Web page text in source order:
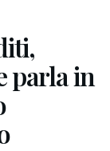
parla in